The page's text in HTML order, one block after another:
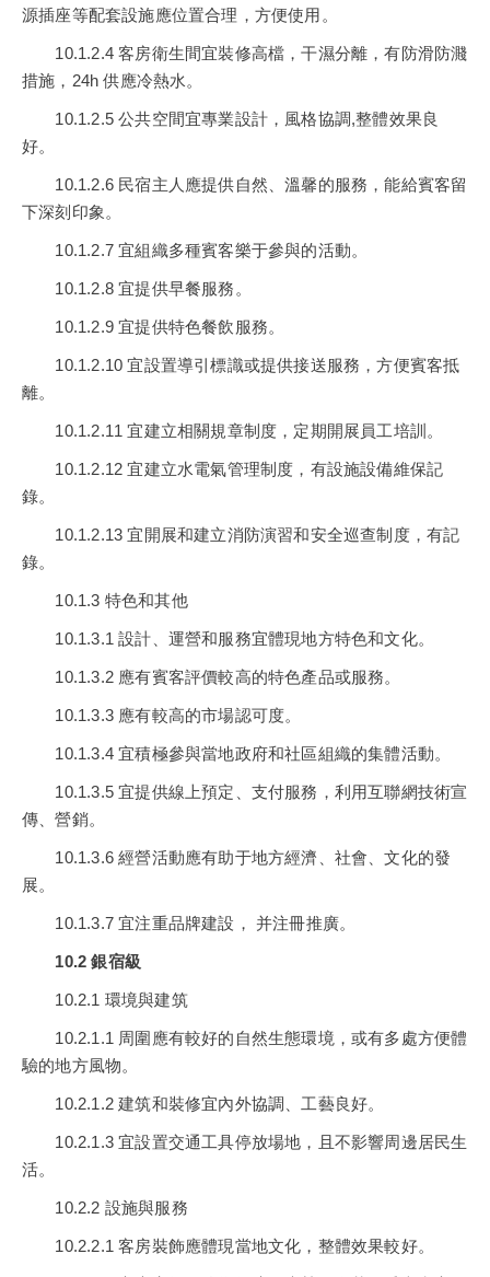
源插座等配套設施應位置合理，方便使用。
10.1.2.4 客房衛生間宜裝修高檔，干濕分離，有防滑防濺
措施，24h 供應冷熱水。
10.1.2.5 公共空間宜專業設計，風格協調,整體效果良
好。
10.1.2.6 民宿主人應提供自然、溫馨的服務，能給賓客留
下深刻印象。
10.1.2.7 宜組織多種賓客樂于參與的活動。
10.1.2.8 宜提供早餐服務。
10.1.2.9 宜提供特色餐飲服務。
10.1.2.10 宜設置導引標識或提供接送服務，方便賓客抵
離。
10.1.2.11 宜建立相關規章制度，定期開展員工培訓。
10.1.2.12 宜建立水電氣管理制度，有設施設備維保記
錄。
10.1.2.13 宜開展和建立消防演習和安全巡查制度，有記
錄。
10.1.3 特色和其他
10.1.3.1 設計、運營和服務宜體現地方特色和文化。
10.1.3.2 應有賓客評價較高的特色產品或服務。
10.1.3.3 應有較高的市場認可度。
10.1.3.4 宜積極參與當地政府和社區組織的集體活動。
10.1.3.5 宜提供線上預定、支付服務，利用互聯網技術宣
傳、營銷。
10.1.3.6 經營活動應有助于地方經濟、社會、文化的發
展。
10.1.3.7 宜注重品牌建設， 并注冊推廣。
10.2 銀宿級
10.2.1 環境與建筑
10.2.1.1 周圍應有較好的自然生態環境，或有多處方便體
驗的地方風物。
10.2.1.2 建筑和裝修宜內外協調、工藝良好。
10.2.1.3 宜設置交通工具停放場地，且不影響周邊居民生
活。
10.2.2 設施與服務
10.2.2.1 客房裝飾應體現當地文化，整體效果較好。